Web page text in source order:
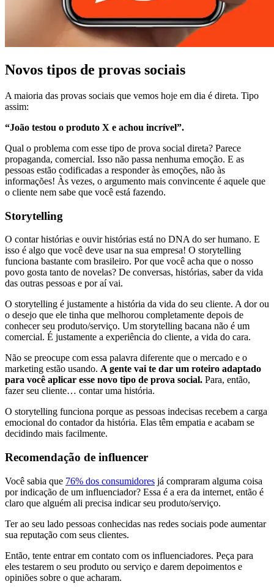
Novos tipos de provas sociais
A maioria das provas sociais que vemos hoje em dia é direta. Tipo
assim:
“João testou o produto X e achou incrível”.
Qual o problema com esse tipo de prova social direta? Parece
propaganda, comercial. Isso não passa nenhuma emoção. E as
pessoas estão codificadas a responder às emoções, não às
informações! Às vezes, o argumento mais convincente é aquele que
o cliente nem sabe que você está fazendo.
Storytelling
O contar histórias e ouvir histórias está no DNA do ser humano. E
isso é algo que você deve usar na sua empresa! O storytelling
funciona bastante com brasileiro. Por que você acha que o nosso
povo gosta tanto de novelas? De conversas, histórias, saber da vida
das outras pessoas e por aí vai.
O storytelling é justamente a história da vida do seu cliente. A dor ou
o desejo que ele tinha que melhorou completamente depois de
conhecer seu produto/serviço. Um storytelling bacana não é um
comercial. É justamente a experiência do cliente, a vida do cara.
Não se preocupe com essa palavra diferente que o mercado e o
marketing estão usando. A gente vai te dar um roteiro adaptado
para você aplicar esse novo tipo de prova social. Para, então,
fazer seu cliente… contar uma história.
O storytelling funciona porque as pessoas indecisas recebem a carga
emocional do contador da história. Elas têm empatia e acabam se
decidindo mais facilmente.
Recomendação de influencer
Você sabia que 76% dos consumidores já compraram alguma coisa
por indicação de um influenciador? Essa é a era da internet, então é
claro que alguém ali precisa indicar seu produto/serviço.
Ter ao seu lado pessoas conhecidas nas redes sociais pode aumentar
sua reputação com seus clientes.
Então, tente entrar em contato com os influenciadores. Peça para
eles testarem o seu produto ou serviço e darem depoimentos e
opiniões sobre o que acharam.